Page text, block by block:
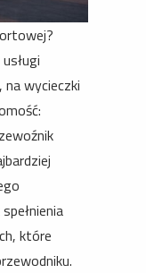
wycieczki
które